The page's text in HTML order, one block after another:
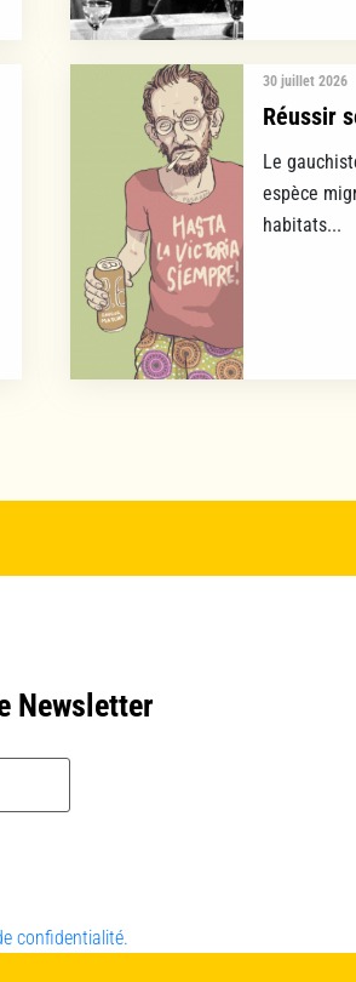
30 juillet 2026
Réussir
Le
espèce
habitats...
Newsletter
confidentialité.